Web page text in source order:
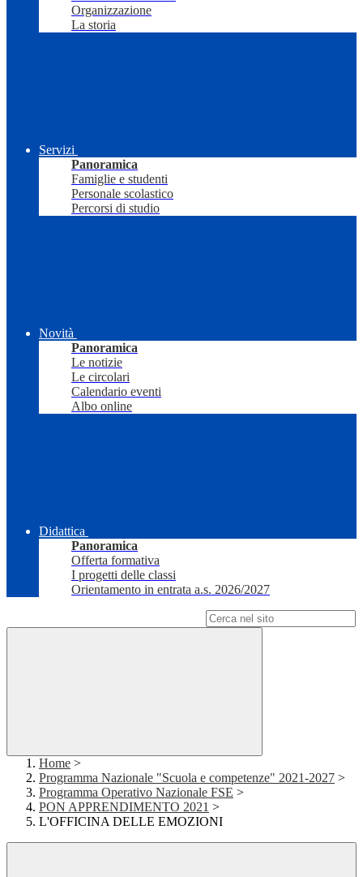
Organizzazione
La storia
Servizi
Panoramica
Famiglie e studenti
Personale scolastico
Percorsi di studio
Novità
Panoramica
Le notizie
Le circolari
Calendario eventi
Albo online
Didattica
Panoramica
Offerta formativa
I progetti delle classi
Orientamento in entrata a.s. 2026/2027
Home >
Programma Nazionale "Scuola e competenze" 2021-2027 >
Programma Operativo Nazionale FSE >
PON APPRENDIMENTO 2021 >
L'OFFICINA DELLE EMOZIONI